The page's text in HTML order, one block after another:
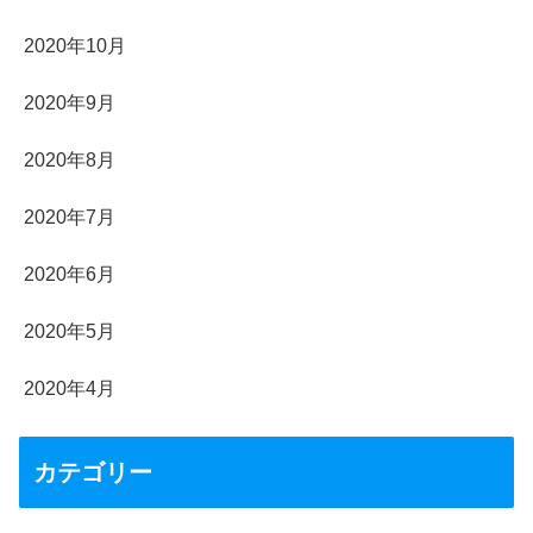
2020年10月
2020年9月
2020年8月
2020年7月
2020年6月
2020年5月
2020年4月
カテゴリー